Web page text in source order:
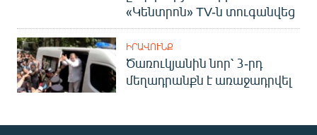
«Կենտրոն» TV-ն տուգանվեց
ԻՐԱՎՈՒՆՔ
Ծառուկյանին նոր՝ 3-րդ
մեղադրանքն է առաջադրվել